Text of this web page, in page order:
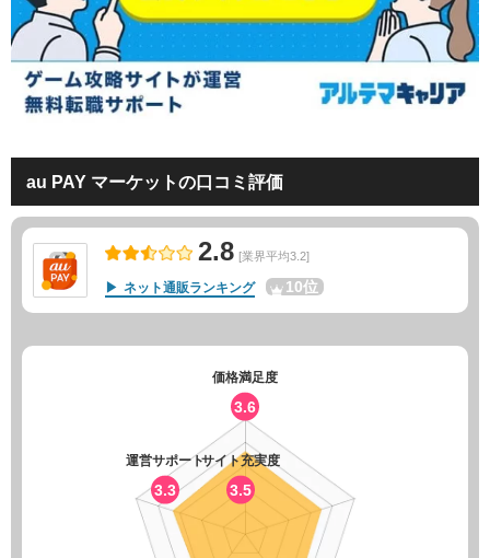
au PAY マーケットの口コミ評価
2.8 [業界平均3.2]
ネット通販ランキング 10位
価格満足度
3.6
サイト充実度
3.5
運営サポート
3.3